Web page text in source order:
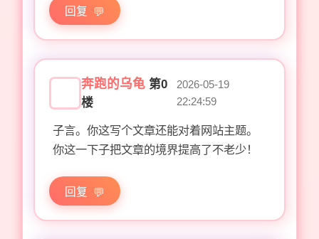
回复
奔跑的乌龟 第0
楼
2026-05-19
22:24:59
子言。你这写个文章还能对着网站主题。
你这一下子把文章的境界提高了不老少！
回复